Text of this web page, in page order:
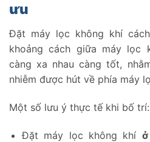
ưu
Đặt máy lọc không khí
khoảng cách giữa máy lọc
càng xa nhau càng tốt,
nhiễm được hút về phía máy
Một số lưu ý thực tế khi bố trí:
Đặt máy lọc không khí